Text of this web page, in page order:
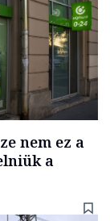
nem ez a
a